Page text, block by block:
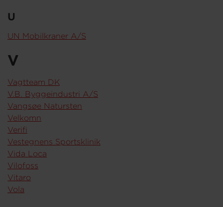
U
UN Mobilkraner A/S
V
Vagtteam DK
V.B. Byggeindustri A/S
Vangsøe Natursten
Velkomn
Verifi
Vestegnens Sportsklinik
Vida Loca
Vilofoss
Vitaro
Vola